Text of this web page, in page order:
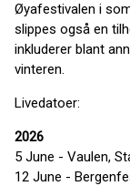
Øyafestivalen i
slippes også en
inkluderer blant
vinteren.
Livedatoer:
2026
5 June - Vaulen,
12 June -